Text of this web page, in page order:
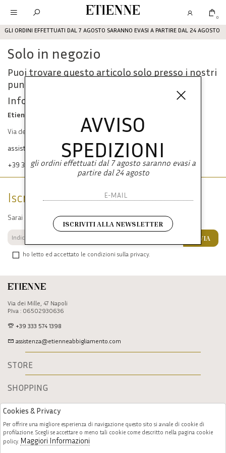
GLI ORDINI EFFETTUATI DAL 7 AGOSTO SARANNO EVASI A PARTIRE DAL 24 AGOSTO
Etienne 0
Solo in negozio
Puoi trovare questo articolo solo presso i nostri
punti vendita:
Info contatti
Etienne srl
Via dei Mille, 47 80121 Napoli
assistenza@etienneabbigliamento.com
+39 333 574 1398
Etienne
Via dei Mille, 47 Napoli
P.Iva : 06502930636
+39 333 574 1398
assistenza@etienneabbigliamento.com
STORE
SHOPPING
Iscriviti alla newsletter
Sarai sempre aggiornato su offerte e promozioni.
ho letto ed accettato le condizioni sulla privacy.
INVIA
AVVISO
SPEDIZIONI
gli ordini effettuati dal 7 agosto saranno evasi a
partire dal 24 agosto
ISCRIVITI ALLA NEWSLETTER
Cookies & Privacy
Per offrire una migliore esperienza di navigazione questo sito si avvale di cookie di
profilazione. Scegli se accettare o meno tali cookie come descritto nella pagina cookie
policy. Maggiori Informazioni